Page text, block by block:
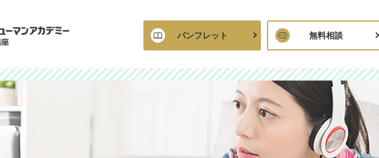
無料相談
パンフレット